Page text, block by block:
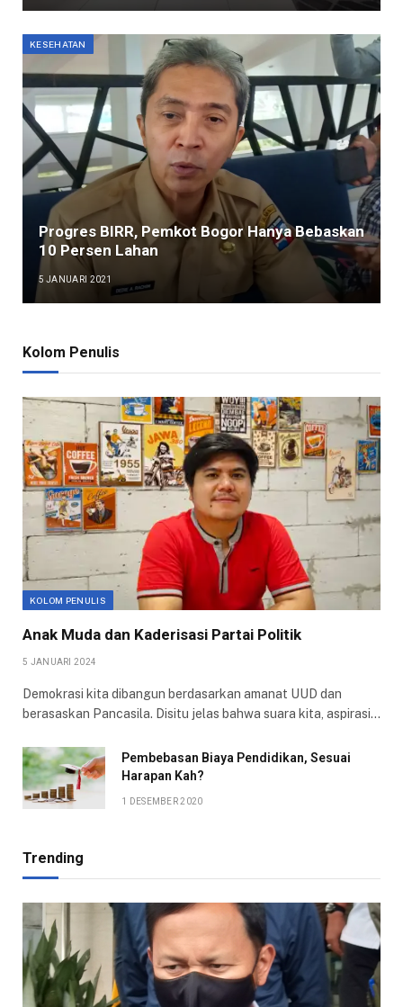
KESEHATAN
Progres BIRR, Pemkot Bogor Hanya Bebaskan
10 Persen Lahan
5 JANUARI 2021
Kolom Penulis
KOLOM PENULIS
Anak Muda dan Kaderisasi Partai Politik
5 JANUARI 2024
Demokrasi kita dibangun berdasarkan amanat UUD dan
berasaskan Pancasila. Disitu jelas bahwa suara kita, aspirasi…
Pembebasan Biaya Pendidikan, Sesuai
Harapan Kah?
1 DESEMBER 2020
Trending